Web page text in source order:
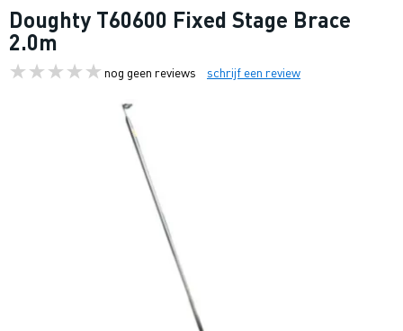
Doughty T60600 Fixed Stage Brace
2.0m
nog geen reviews schrijf een review